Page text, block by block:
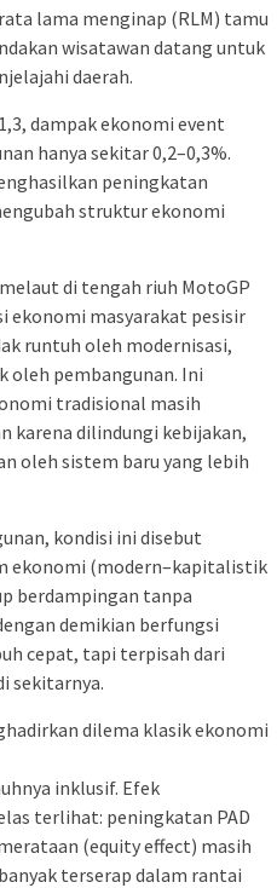
lama menginap (RLM) tamu
wisatawan datang untuk
daerah.
dampak ekonomi event
hanya sekitar 0,2–0,3%.
peningkatan
struktur ekonomi
di tengah riuh MotoGP
ekonomi masyarakat pesisir
runtuh oleh modernisasi,
oleh pembangunan. Ini
tradisional masih
karena dilindungi kebijakan,
oleh sistem baru yang lebih
kondisi ini disebut
ekonomi (modern–kapitalistik
berdampingan tanpa
demikian berfungsi
cepat, tapi terpisah dari
sekitarnya.
dilema klasik ekonomi
inklusif. Efek
terlihat: peningkatan PAD
(equity effect) masih
terserap dalam rantai